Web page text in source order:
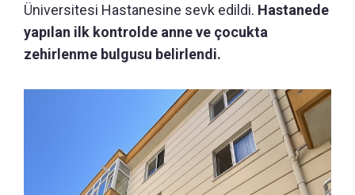
Üniversitesi Hastanesine sevk edildi. Hastanede
yapılan ilk kontrolde anne ve çocukta
zehirlenme bulgusu belirlendi.